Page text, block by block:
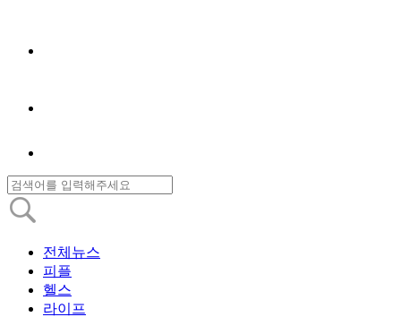
전체뉴스
피플
헬스
라이프